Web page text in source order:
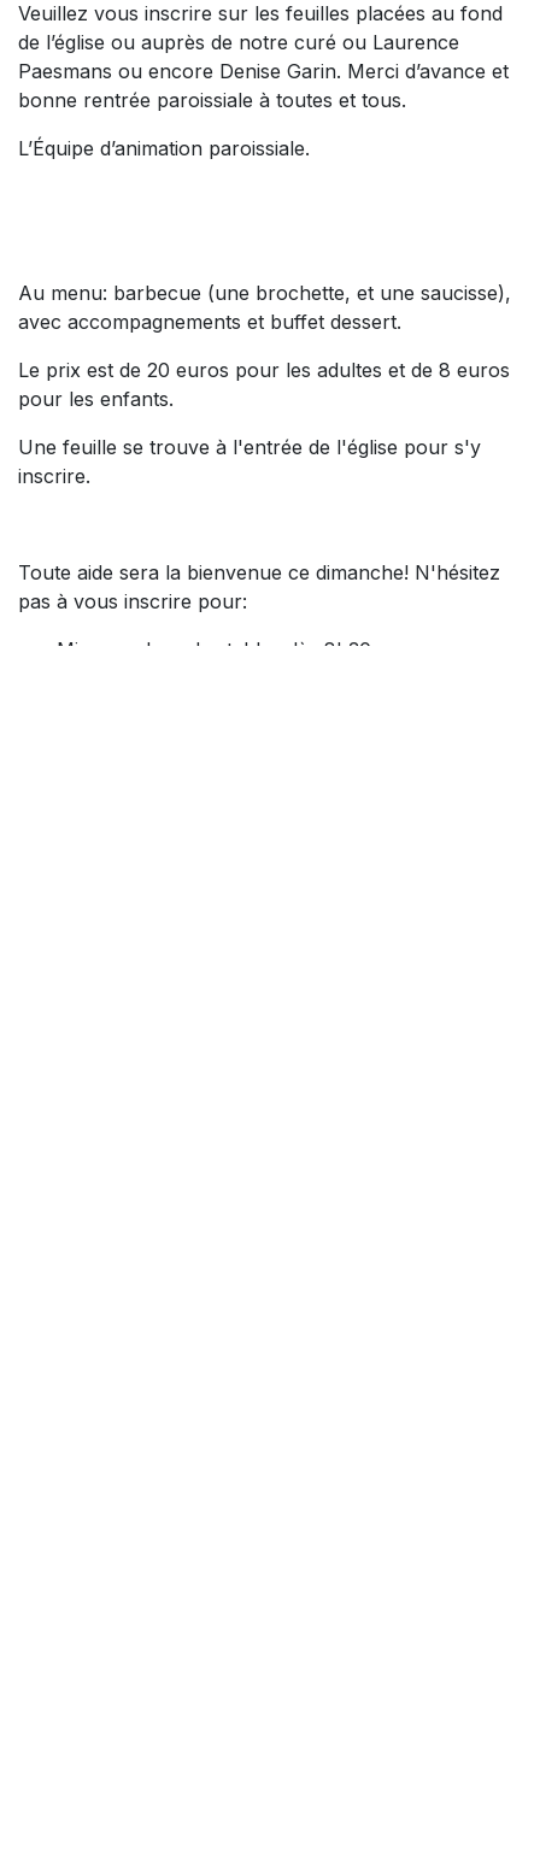
Veuillez vous inscrire sur les feuilles placées au fond
de l’église ou auprès de notre curé ou Laurence
Paesmans ou encore Denise Garin. Merci d’avance et
bonne rentrée paroissiale à toutes et tous.
L’Équipe d’animation paroissiale.
Au menu: barbecue (une brochette, et une saucisse),
avec accompagnements et buffet dessert.
Le prix est de 20 euros pour les adultes et de 8 euros
pour les enfants.
Une feuille se trouve à l'entrée de l'église pour s'y
inscrire.
Toute aide sera la bienvenue ce dimanche! N'hésitez
pas à vous inscrire pour:
Mise en place des tables dès 8h30